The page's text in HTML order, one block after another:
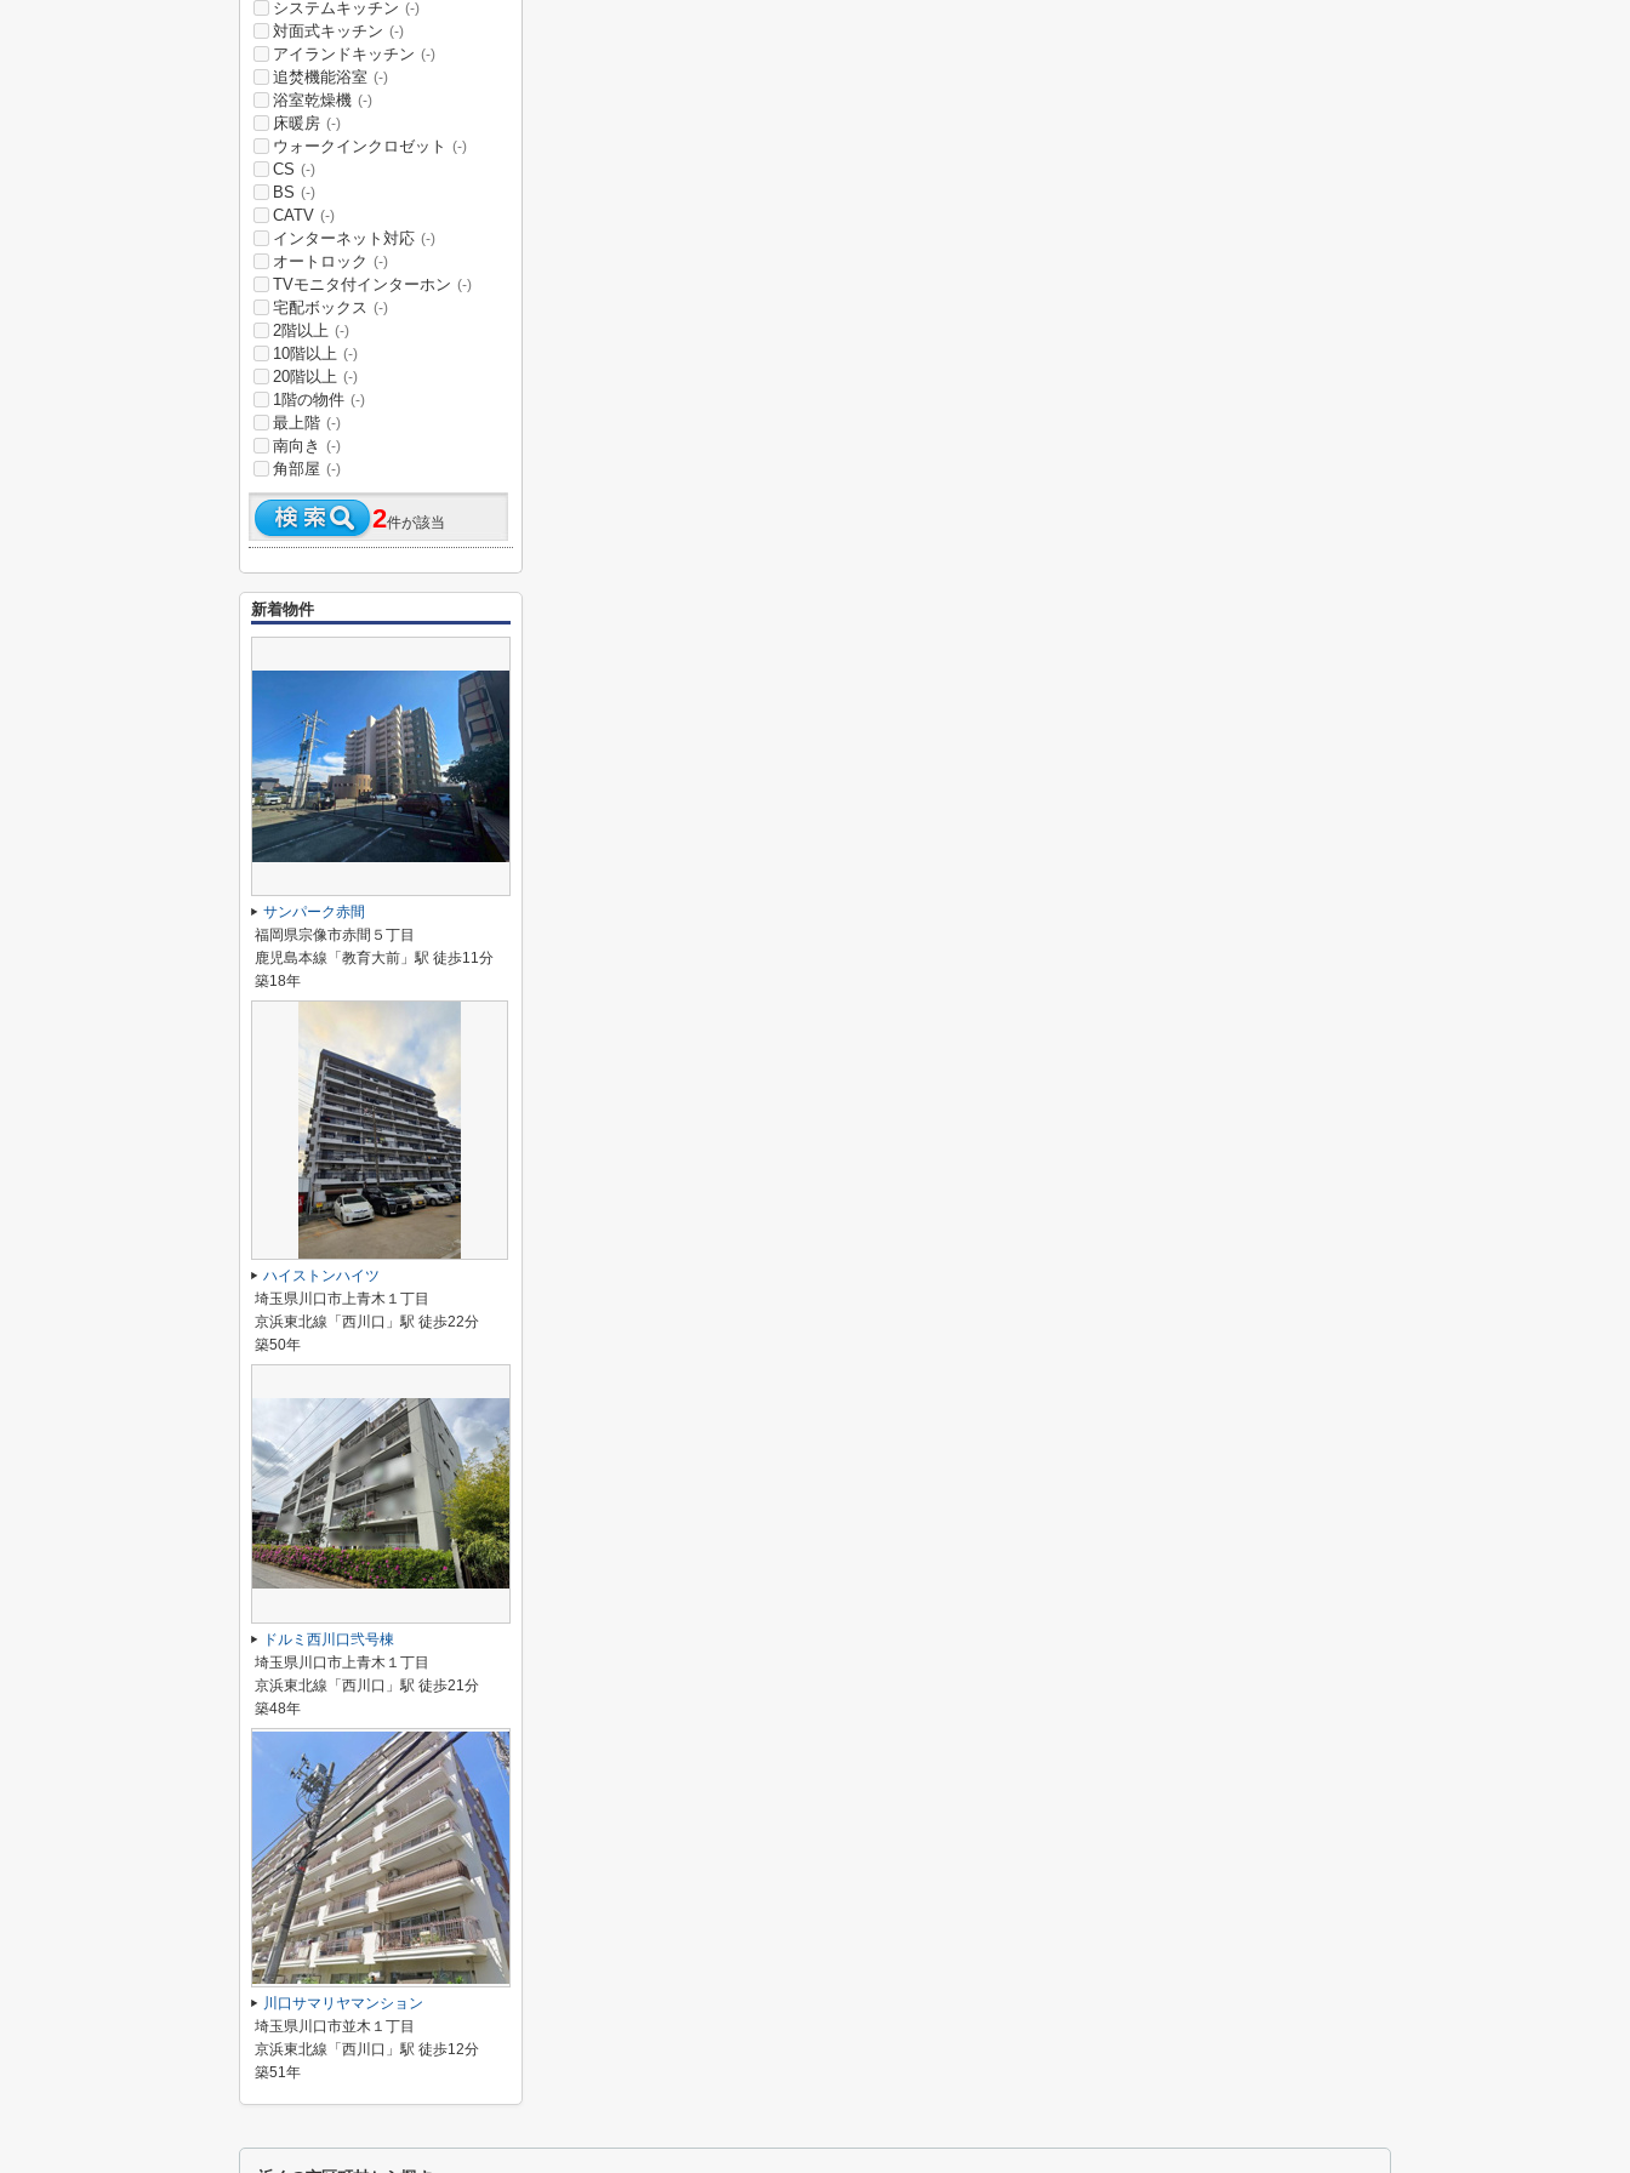
システムキッチン (-)
対面式キッチン (-)
アイランドキッチン (-)
追焚機能浴室 (-)
浴室乾燥機 (-)
床暖房 (-)
ウォークインクロゼット (-)
CS (-)
BS (-)
CATV (-)
インターネット対応 (-)
オートロック (-)
TVモニタ付インターホン (-)
宅配ボックス (-)
2階以上 (-)
10階以上 (-)
20階以上 (-)
1階の物件 (-)
最上階 (-)
南向き (-)
角部屋 (-)
2件が該当
新着物件
サンパーク赤間
福岡県宗像市赤間５丁目
鹿児島本線「教育大前」駅 徒歩11分
築18年
ハイストンハイツ
埼玉県川口市上青木１丁目
京浜東北線「西川口」駅 徒歩22分
築50年
ドルミ西川口弐号棟
埼玉県川口市上青木１丁目
京浜東北線「西川口」駅 徒歩21分
築48年
川口サマリヤマンション
埼玉県川口市並木１丁目
京浜東北線「西川口」駅 徒歩12分
築51年